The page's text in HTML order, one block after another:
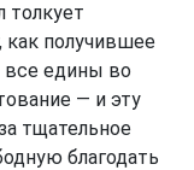
толкует
как получившее
все едины во
— и эту
тщательное
благодать